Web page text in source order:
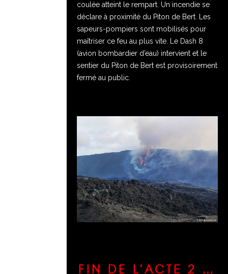
coulée atteint le rempart. Un incendie se
déclare à proximité du Piton de Bert. Les
sapeurs-pompiers sont mobilisés pour
maîtriser ce feu au plus vite. Le Dash 8
(avion bombardier d’eau) intervient et le
sentier du Piton de Bert est provisoirement
fermé au public.
FIN DE L’ACTE 2 …